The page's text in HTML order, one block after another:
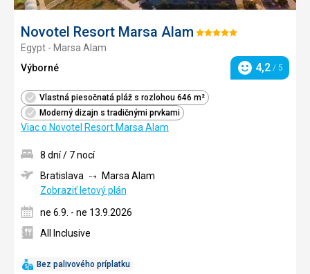
Novotel Resort Marsa Alam Hodnotenie:
Egypt - Marsa Alam
Výborné
Hodnotenie
4,2 / 5
Vlastná piesočnatá pláž s rozlohou 646 m²
Moderný dizajn s tradičnými prvkami
Viac o Novotel Resort Marsa Alam
Bez palivového príplatku
8 dní / 7 nocí
Bratislava
Marsa Alam
Zobraziť letový plán
ne 6.9. - ne 13.9.2026
All Inclusive